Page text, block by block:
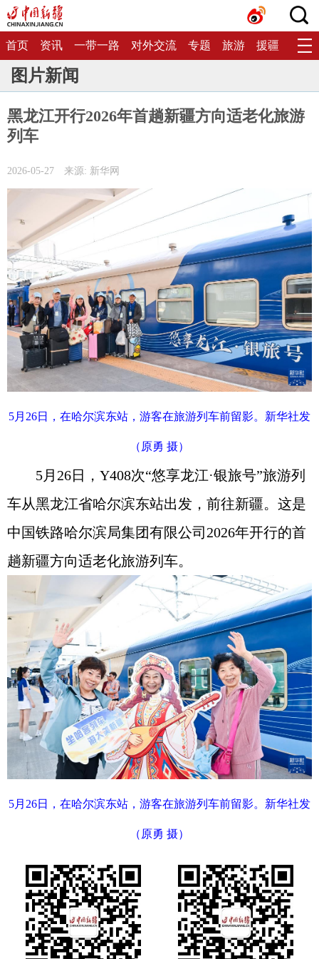
首页 资讯 一带一路 对外交流 专题 旅游 援疆 生态
图片新闻
黑龙江开行2026年首趟新疆方向适老化旅游
列车
2026-05-27 来源: 新华网
5月26日，在哈尔滨东站，游客在旅游列车前留影。新华社发
（原勇 摄）
5月26日，Y408次“悠享龙江·银旅号”旅游列
车从黑龙江省哈尔滨东站出发，前往新疆。这是
中国铁路哈尔滨局集团有限公司2026年开行的首
趟新疆方向适老化旅游列车。
5月26日，在哈尔滨东站，游客在旅游列车前留影。新华社发
（原勇 摄）